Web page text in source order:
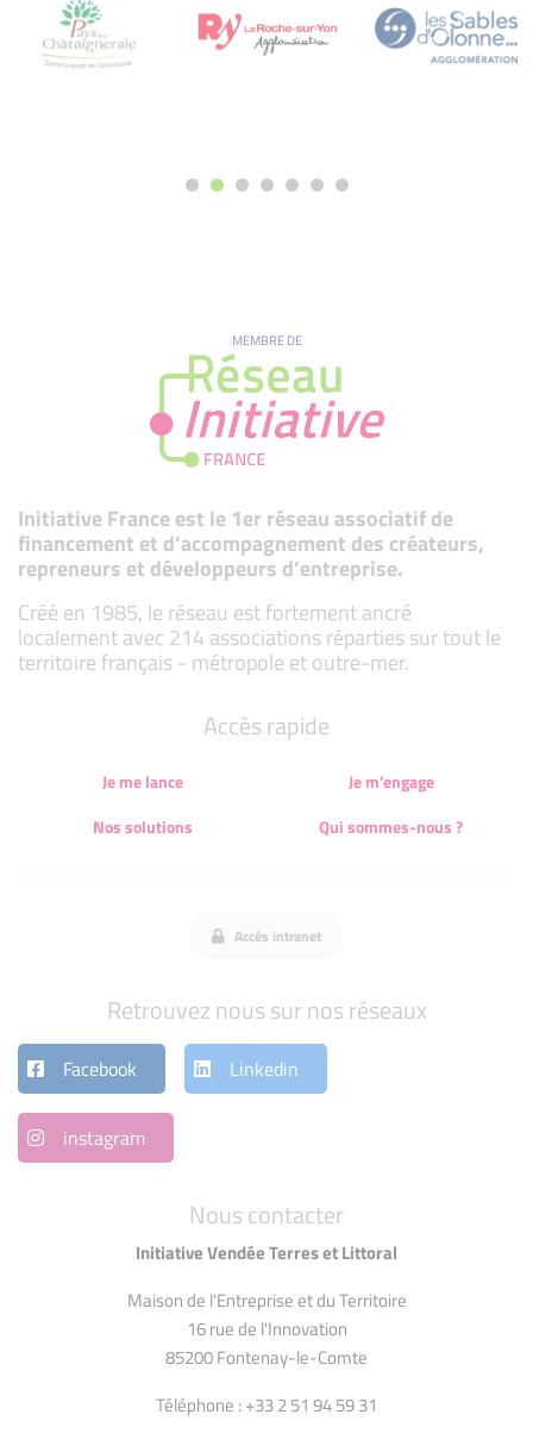
MEMBRE DE
Initiative France est le 1er réseau associatif de
financement et d’accompagnement des créateurs,
repreneurs et développeurs d’entreprise.
Créé en 1985, le réseau est fortement ancré
localement avec 214 associations réparties sur tout le
territoire français - métropole et outre-mer.
Nous contacter
Initiative Vendée Terres et Littoral
Maison de l'Entreprise et du Territoire
16 rue de l'Innovation
85200 Fontenay-le-Comte
Téléphone : +33 2 51 94 59 31
Accès rapide
Je me lance
Je m'engage
Nos solutions
Qui sommes-nous ?
Accès intranet
Retrouvez nous sur nos réseaux
Facebook Linkedin
instagram